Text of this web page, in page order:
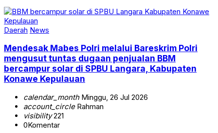
Daerah News
Mendesak Mabes Polri melalui Bareskrim Polri
mengusut tuntas dugaan penjualan BBM
bercampur solar di SPBU Langara, Kabupaten
Konawe Kepulauan
calendar_monthMinggu, 26 Jul 2026
account_circleRahman
visibility221
0Komentar